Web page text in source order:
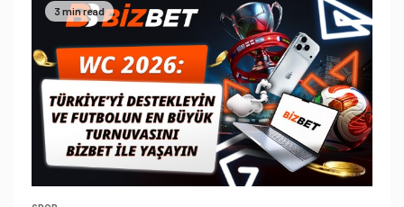
3 min read